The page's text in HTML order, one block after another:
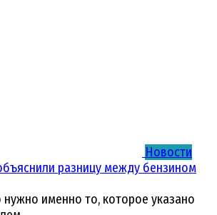
Новости
разницу между бензином
нужно именно то, которое указано